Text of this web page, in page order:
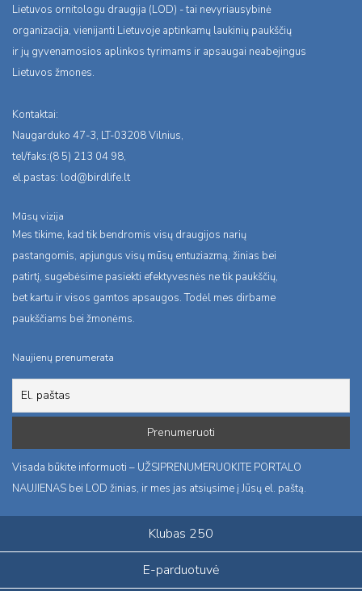
Lietuvos ornitologu draugija (LOD) - tai nevyriausybinė
organizacija, vienijanti Lietuvoje aptinkamų laukinių paukščių
ir jų gyvenamosios aplinkos tyrimams ir apsaugai neabejingus
Lietuvos žmones.
Kontaktai:
Naugarduko 47-3, LT-03208 Vilnius,
tel/faks:(8 5) 213 04 98,
el.pastas: lod@birdlife.lt
Mūsų vizija
Mes tikime, kad tik bendromis visų draugijos narių
pastangomis, apjungus visų mūsų entuziazmą, žinias bei
patirtį, sugebėsime pasiekti efektyvesnės ne tik paukščių,
bet kartu ir visos gamtos apsaugos. Todėl mes dirbame
paukščiams bei žmonėms.
Naujienų prenumerata
Visada būkite informuoti – UŽSIPRENUMERUOKITE PORTALO
NAUJIENAS bei LOD žinias, ir mes jas atsiųsime į Jūsų el. paštą.
Klubas 250
E-parduotuvė